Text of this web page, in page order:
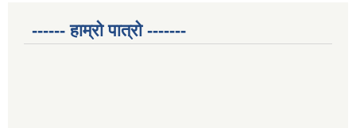
------ हाम्रो पात्रो -------